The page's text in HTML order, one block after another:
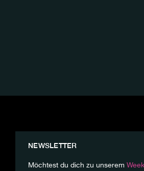
NEWSLETTER
Möchtest du dich zu unserem